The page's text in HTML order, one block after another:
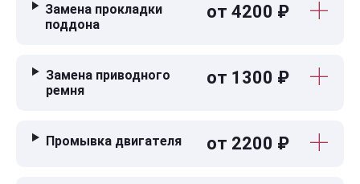
Замена прокладки
поддона
от 4200 ₽
Замена приводного
ремня
от 1300 ₽
Промывка двигателя от 2200 ₽